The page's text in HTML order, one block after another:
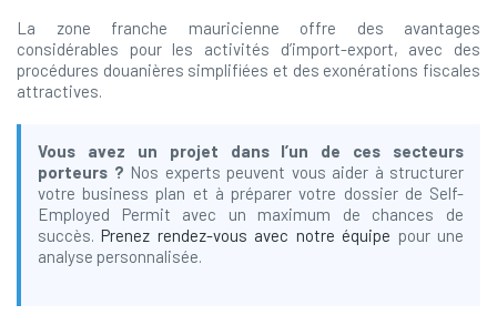
La zone franche mauricienne offre des avantages
considérables pour les activités d’import-export, avec des
procédures douanières simplifiées et des exonérations fiscales
attractives.
Vous avez un projet dans l’un de ces secteurs
porteurs ? Nos experts peuvent vous aider à structurer
votre business plan et à préparer votre dossier de Self-
Employed Permit avec un maximum de chances de
succès.Prenez rendez-vous avec notre équipe pour une
analyse personnalisée.